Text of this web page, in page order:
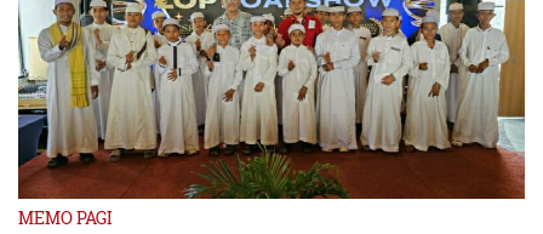
MEMO PAGI